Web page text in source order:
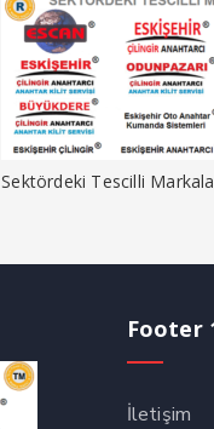
Sektördeki Tescilli
Footer
İletişim